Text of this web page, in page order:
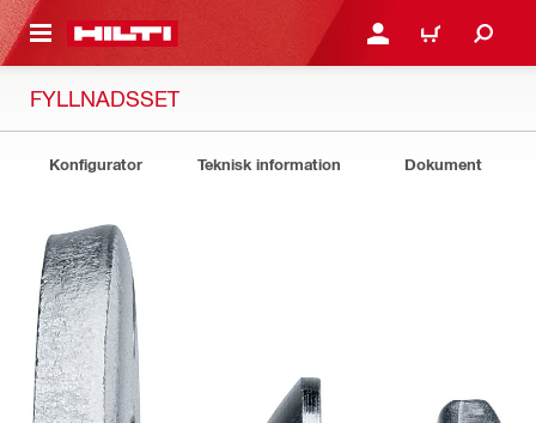
GÅ TILL HUVUDSIDAN LOGGA IN ELLER
VARUKORG
FYLLNADSSET
Konfigurator Teknisk information Dokument